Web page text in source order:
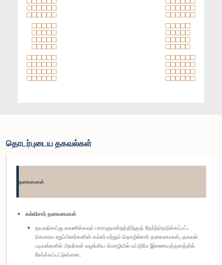
தொடர்புடைய தகவல்கள்
தகைமைகள்
கல்விசார் தகைமைகள்
தயவுசெய்து கவனிக்கவும் பாராளுமன்றத்திற்குத் தேர்ந்தெடுக்கப்பட்ட
கௌரவ உறுப்பினர்களின் கல்வி மற்றும் தொழில்சார் தகைமைகள், தகவல்
படிவங்களில் அவர்கள் வழங்கிய மொழியில் மட்டுமே இணையத்தளத்தில்
சேர்க்கப்பட்டுள்ளன.